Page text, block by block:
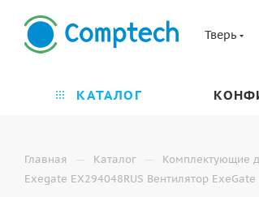
Тверь
КАТАЛОГ
Главная — Каталог — Комплектующие
Exegate EX294048RUS Вентилятор